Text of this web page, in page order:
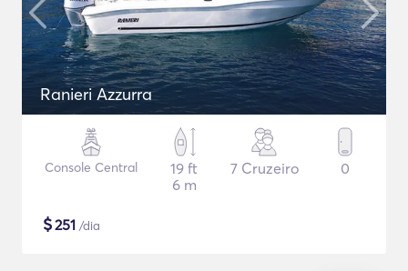
Ranieri Azzurra
Console Central
19 ft
6 m
7 Cruzeiro 0
$251 /dia